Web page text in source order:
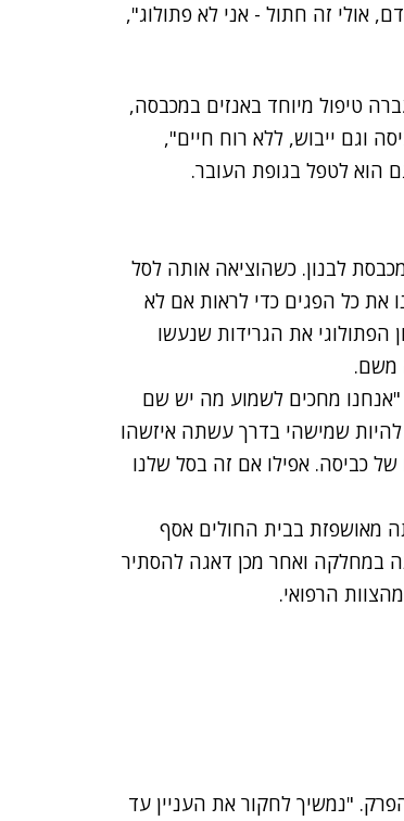
אולי זה חתול - אני לא פתולוג",
טיפול מיוחד באנזים במכבסה,
וגם ייבוש, ללא רוח חיים",
הוא לטפל בגופת העובר.
לבנון. כשהוציאה אותה לסל
את כל הפגים כדי לראות אם לא
את הגרידות שנעשו
משם.
מחכים לשמוע מה יש שם
להיות שמישהי בדרך עשתה איזשהו
כביסה. אפילו אם זה בסל שלנו
מאושפזת בבית החולים אסף
במחלקה ואחר מכן דאגה להסתיר
הרפואי.
"נמשיך לחקור את העניין עד